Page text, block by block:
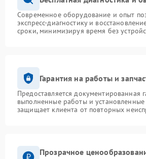
Современное оборудование и опыт
экспресс-диагностику и
сроки, минимизируя время без
Гарантия на работы и
Предоставляется документированная
выполненные работы и установленные
защищает клиента от повторных
Прозрачное